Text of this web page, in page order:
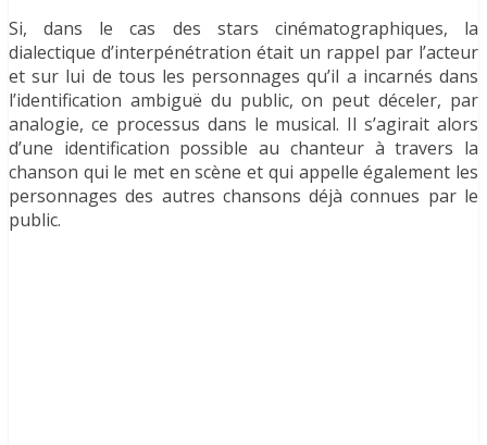
Si, dans le cas des stars cinématographiques, la
dialectique d’interpénétration était un rappel par l’acteur
et sur lui de tous les personnages qu’il a incarnés dans
l’identification ambiguë du public, on peut déceler, par
analogie, ce processus dans le musical. Il s’agirait alors
d’une identification possible au chanteur à travers la
chanson qui le met en scène et qui appelle également les
personnages des autres chansons déjà connues par le
public.